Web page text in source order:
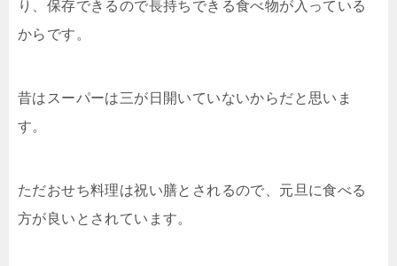
り、保存できるので長持ちできる食べ物が入っている
からです。
昔はスーパーは三が日開いていないからだと思いま
す。
ただおせち料理は祝い膳とされるので、元旦に食べる
方が良いとされています。